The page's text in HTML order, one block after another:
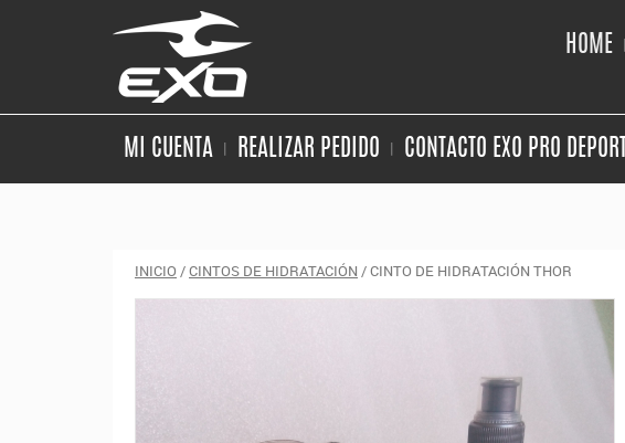
HOME
MI CUENTA REALIZAR PEDIDO CONTACTO EXO PRO
INICIO /CINTOS DE HIDRATACIÓN / CINTO DE HIDRATACIÓN THOR